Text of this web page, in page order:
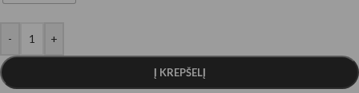
- +
Į KREPŠELĮ